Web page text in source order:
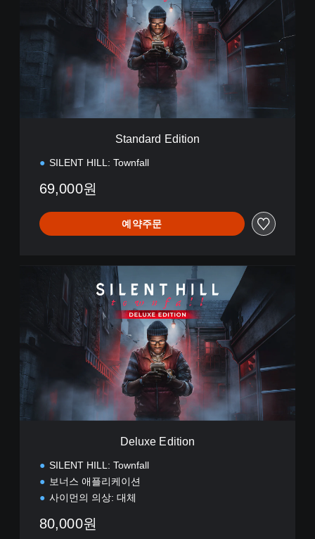
E
Standard Edition
SILENT HILL: Townfall
69,000원
예약주문
E
d
t
i
o
Deluxe Edition
SILENT HILL: Townfall
보너스 애플리케이션
사이먼의 의상: 대체
80,000원